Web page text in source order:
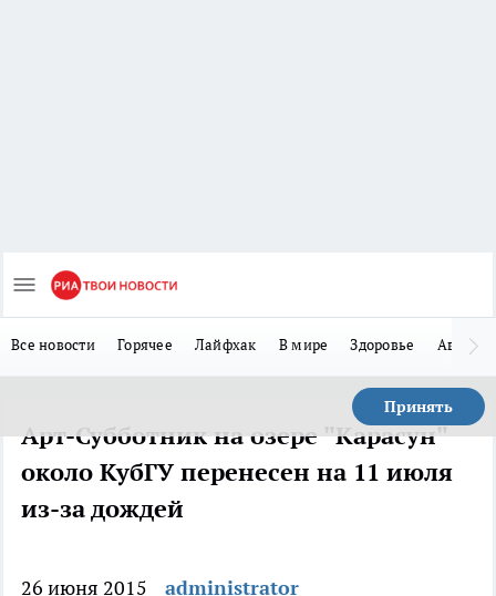
Все новости Горячее Лайфхак В мире Здоровье Авто
Принять
Арт-Субботник на озере "Карасун"
около КубГУ перенесен на 11 июля
из-за дождей
26 июня 2015
administrator